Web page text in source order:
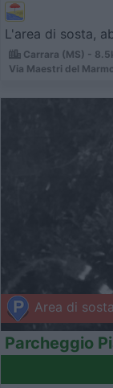
L'area di sosta,
Carrara (MS) -
Via Maestri del
Area di
Parcheggio